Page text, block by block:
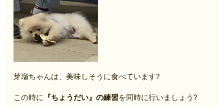
芽瑠ちゃんは、美味しそうに食べています?
この時に 『ちょうだい』の練習を同時に行いましょう?